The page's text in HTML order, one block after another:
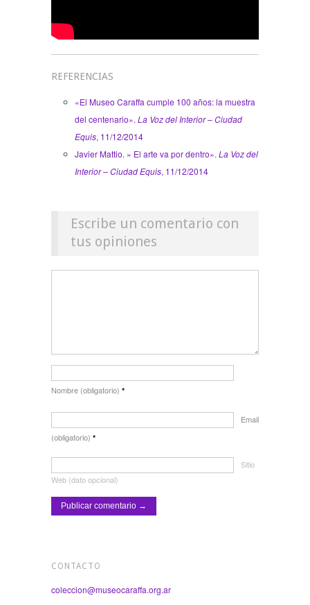
REFERENCIAS
«El Museo Caraffa cumple 100 años: la muestra
del centenario». La Voz del Interior – Ciudad
Equis, 11/12/2014
Javier Mattio. » El arte va por dentro». La Voz del
Interior – Ciudad Equis, 11/12/2014
Escribe un comentario con
tus opiniones
Nombre (obligatorio) *
Email
(obligatorio) *
Sitio
Web (dato opcional)
CONTACTO
coleccion@museocaraffa.org.ar